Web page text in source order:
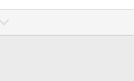
v
o
o